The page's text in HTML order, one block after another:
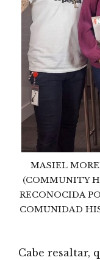
MASIEL
(COMMUNITY
RECONOCIDA
COMUNIDAD
Cabe resaltar,